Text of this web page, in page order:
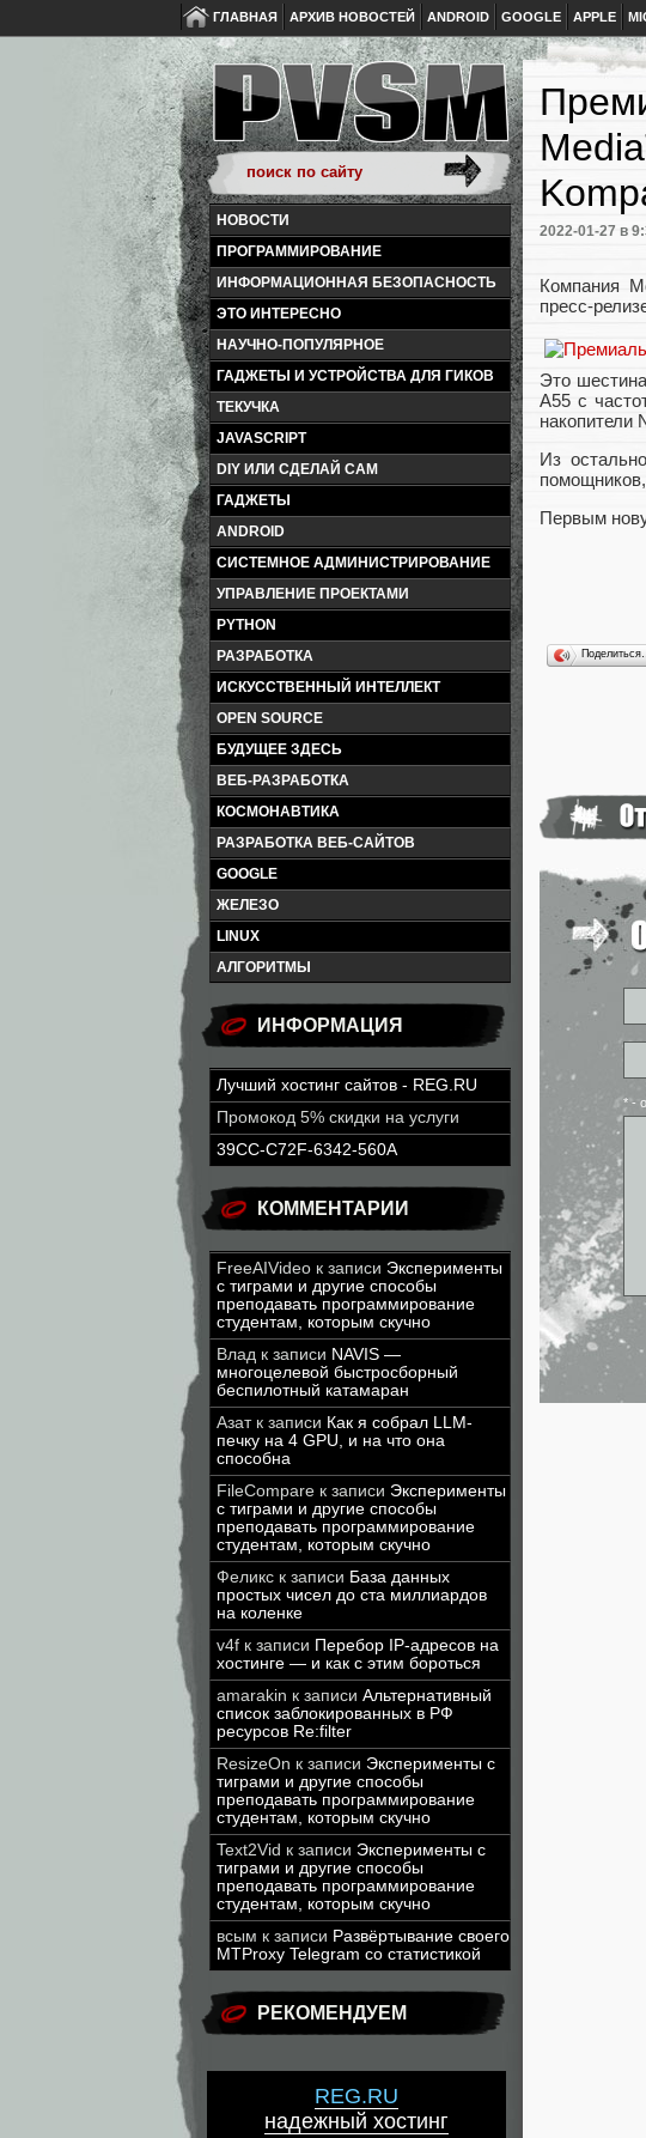
ГЛАВНАЯ АРХИВ НОВОСТЕЙ ANDROID GOOGLE APPLE
НОВОСТИ
ПРОГРАММИРОВАНИЕ
ИНФОРМАЦИОННАЯ БЕЗОПАСНОСТЬ
ЭТО ИНТЕРЕСНО
НАУЧНО-ПОПУЛЯРНОЕ
ГАДЖЕТЫ И УСТРОЙСТВА ДЛЯ ГИКОВ
ТЕКУЧКА
JAVASCRIPT
DIY ИЛИ СДЕЛАЙ САМ
ГАДЖЕТЫ
ANDROID
СИСТЕМНОЕ АДМИНИСТРИРОВАНИЕ
УПРАВЛЕНИЕ ПРОЕКТАМИ
PYTHON
РАЗРАБОТКА
ИСКУССТВЕННЫЙ ИНТЕЛЛЕКТ
OPEN SOURCE
БУДУЩЕЕ ЗДЕСЬ
ВЕБ-РАЗРАБОТКА
КОСМОНАВТИКА
РАЗРАБОТКА ВЕБ-САЙТОВ
GOOGLE
ЖЕЛЕЗО
LINUX
АЛГОРИТМЫ
ИНФОРМАЦИЯ
Лучший хостинг сайтов - REG.RU
Промокод 5% скидки на услуги
39CC-C72F-6342-560A
КОММЕНТАРИИ
FreeAIVideo к записи Эксперименты
с тиграми и другие способы
преподавать программирование
студентам, которым скучно
Влад к записи NAVIS —
многоцелевой быстросборный
беспилотный катамаран
Азатк записи Как я собрал LLM-
печку на 4 GPU, и на что она
способна
FileCompare к записи Эксперименты
с тиграми и другие способы
преподавать программирование
студентам, которым скучно
Феликс к записи База данных
простых чисел до ста миллиардов
на коленке
v4f к записи Перебор IP-адресов на
хостинге — и как с этим бороться
amarakin к записи Альтернативный
список заблокированных в РФ
ресурсов Re:filter
ResizeOn к записи Эксперименты с
тиграми и другие способы
преподавать программирование
студентам, которым скучно
Text2Vid к записи Эксперименты с
тиграми и другие способы
преподавать программирование
студентам, которым скучно
всым к записи Развёртывание своего
MTProxy Telegram со статистикой
РЕКОМЕНДУЕМ
REG.RU
надежный хостинг
2022-01-27 в
Компания
пресс-
Это
A55 с
накопители
Из
Первым
* -